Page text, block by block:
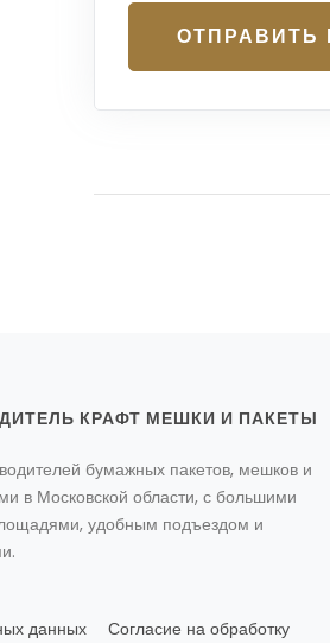
ОТПРАВИТЬ
КРАФТ МЕШКИ И ПАКЕТЫ
бумажных пакетов, мешков и
в Московской области, с большими
удобным подъездом и
данных Согласие на обработку